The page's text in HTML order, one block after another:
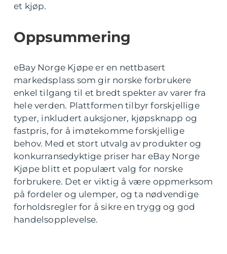
et kjøp.
Oppsummering
eBay Norge Kjøpe er en nettbasert
markedsplass som gir norske forbrukere
enkel tilgang til et bredt spekter av varer fra
hele verden. Plattformen tilbyr forskjellige
typer, inkludert auksjoner, kjøpsknapp og
fastpris, for å imøtekomme forskjellige
behov. Med et stort utvalg av produkter og
konkurransedyktige priser har eBay Norge
Kjøpe blitt et populært valg for norske
forbrukere. Det er viktig å være oppmerksom
på fordeler og ulemper, og ta nødvendige
forholdsregler for å sikre en trygg og god
handelsopplevelse.